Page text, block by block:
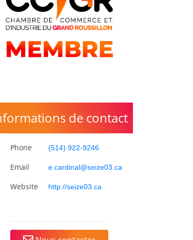
de contact
Phone (514) 922-9246
Email e.cardinal@seize03.ca
Website http://seize03.ca